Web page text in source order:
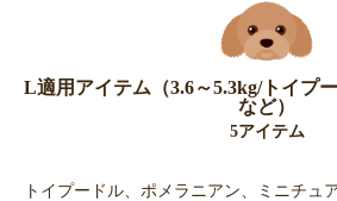
L適用アイテム（3.6～5.3kg/トイプ
など）
5アイテム
トイプードル、ポメラニアン、ミニチュ